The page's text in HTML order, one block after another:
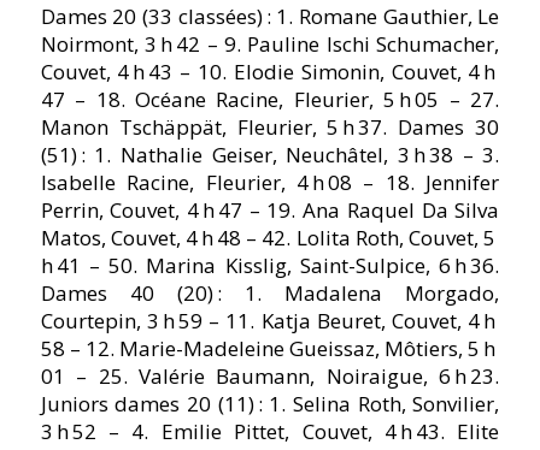
Dames 20 (33 classées) : 1. Romane Gauthier, Le
Noirmont, 3 h 42 – 9. Pauline Ischi Schumacher,
Couvet, 4 h 43 – 10. Elodie Simonin, Couvet, 4 h
47 – 18. Océane Racine, Fleurier, 5 h 05 – 27.
Manon Tschäppät, Fleurier, 5 h 37. Dames 30
(51) : 1. Nathalie Geiser, Neuchâtel, 3 h 38 – 3.
Isabelle Racine, Fleurier, 4 h 08 – 18. Jennifer
Perrin, Couvet, 4 h 47 – 19. Ana Raquel Da Silva
Matos, Couvet, 4 h 48 – 42. Lolita Roth, Couvet, 5
h 41 – 50. Marina Kisslig, Saint-Sulpice, 6 h 36.
Dames 40 (20) : 1. Madalena Morgado,
Courtepin, 3 h 59 – 11. Katja Beuret, Couvet, 4 h
58 – 12. Marie-Madeleine Gueissaz, Môtiers, 5 h
01 – 25. Valérie Baumann, Noiraigue, 6 h 23.
Juniors dames 20 (11) : 1. Selina Roth, Sonvilier,
3 h 52 – 4. Emilie Pittet, Couvet, 4 h 43. Elite